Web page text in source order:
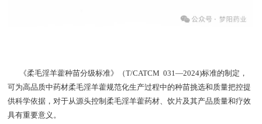
《柔毛淫羊藿种苗分级标准》（T/CATCM 031—2024)标准的制定，
可为高品质中药材柔毛淫羊藿规范化生产过程中的种苗挑选和质量把控提
供科学依据，对于从源头控制柔毛淫羊藿药材、饮片及其产品质量和疗效
具有重要意义。